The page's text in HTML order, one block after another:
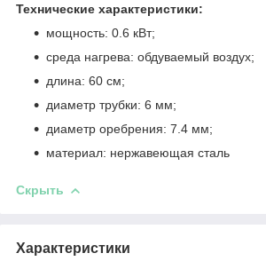
Технические характеристики:
мощность: 0.6 кВт;
среда нагрева: обдуваемый воздух;
длина: 60 см;
диаметр трубки: 6 мм;
диаметр оребрения: 7.4 мм;
материал: нержавеющая сталь
Скрыть
Характеристики